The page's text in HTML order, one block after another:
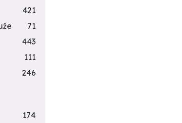
421
71
443
111
246
174